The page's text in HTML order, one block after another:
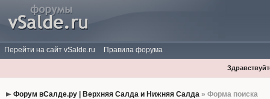
Перейти на сайт vSalde.ru Правила форума
Форум вСалде.ру | Верхняя Салда и Нижняя Салда» Форма поиска